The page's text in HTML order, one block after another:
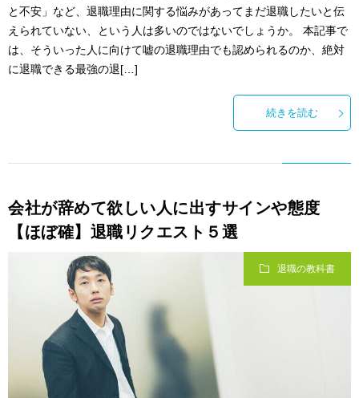
と不安」など、退職理由に関する悩みがあってまだ退職したいと伝
えられていない、という人は多いのではないでしょうか。 本記事で
は、そういった人に向けて嘘の退職理由でも認められるのか、絶対
に退職できる最強の退[…]
続きを読む
会社が辞めて欲しい人に出すサインや態度
【ほぼ確】退職リクエスト５選
退職の教科書